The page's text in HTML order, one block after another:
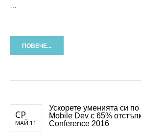
ПОВЕЧЕ...
СР
МАЙ 11
Ускорете уменията си
Mobile Dev с 65%
Conference 2016